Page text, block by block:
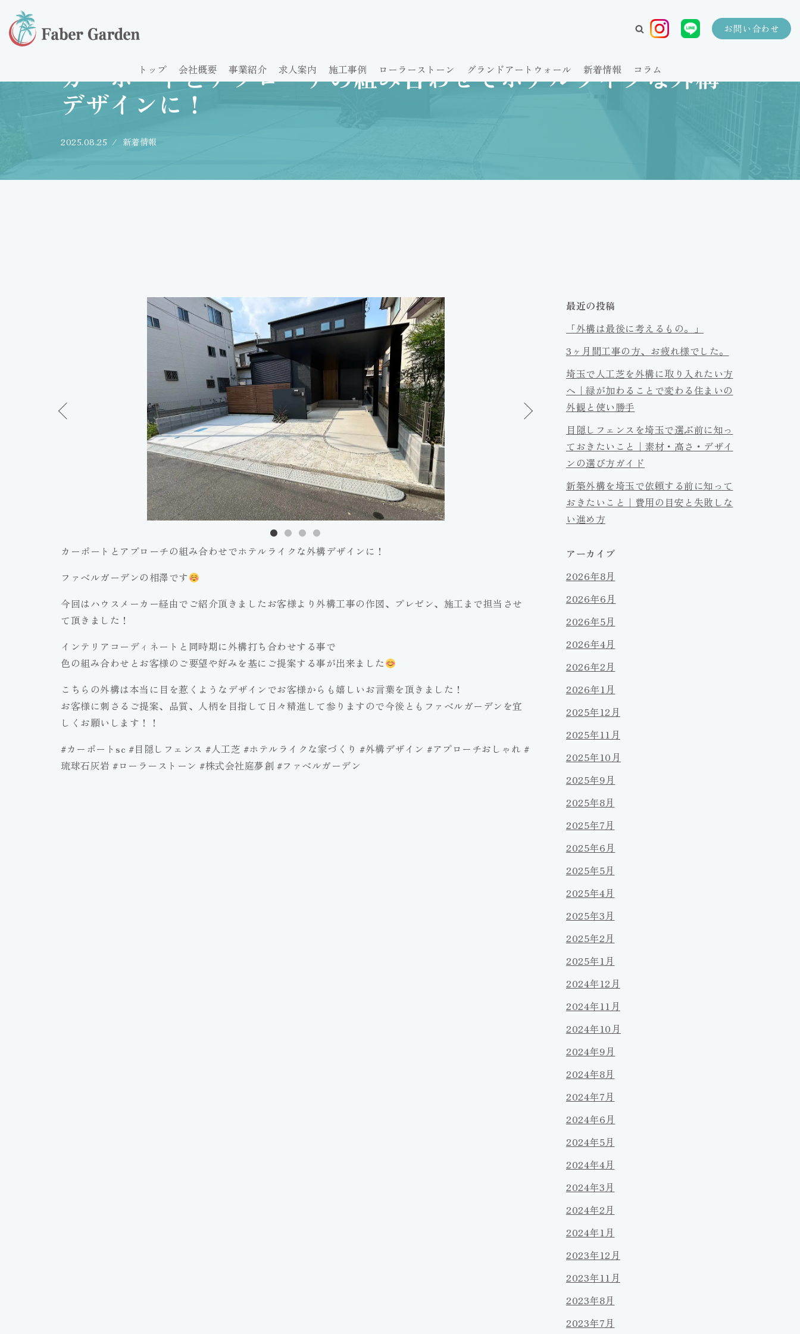
コ
ン
ン
ッ
プ
お問い合わせ
トップ 会社概要 事業紹介 求人案内 施工事例 ローラーストーン グランドアートウォール 新着情報 コラム
ホーム »カーポートとアプローチの組み合わせでホテルライクな外構デザインに！
カーポートとアプローチの組み合わせでホテルライクな外構
デザインに！
2025.08.25 新着情報
カーポートとアプローチの組み合わせでホテルライクな外構デザインに！
ファベルガーデンの相澤です
今回はハウスメーカー経由でご紹介頂きましたお客様より外構工事の作図、プレゼン、施工まで担当させ
て頂きました！
インテリアコーディネートと同時期に外構打ち合わせする事で
色の組み合わせとお客様のご要望や好みを基にご提案する事が出来ました
こちらの外構は本当に目を惹くようなデザインでお客様からも嬉しいお言葉を頂きました！
お客様に刺さるご提案、品質、人柄を目指して日々精進して参りますので今後ともファベルガーデンを宜
しくお願いします！！
#カーポートsc #目隠しフェンス #人工芝 #ホテルライクな家づくり #外構デザイン #アプローチおしゃれ #
琉球石灰岩 #ローラーストーン #株式会社庭夢創 #ファベルガーデン
最近の投稿
「外構は最後に考えるもの。」
3ヶ月間工事の方、お疲れ様でした。
埼玉で人工芝を外構に取り入れたい方
へ｜緑が加わることで変わる住まいの
外観と使い勝手
目隠しフェンスを埼玉で選ぶ前に知っ
ておきたいこと｜素材・高さ・デザイ
ンの選び方ガイド
新築外構を埼玉で依頼する前に知って
おきたいこと｜費用の目安と失敗しな
い進め方
アーカイブ
2026年8月
2026年6月
2026年5月
2026年4月
2026年2月
2026年1月
2025年12月
2025年11月
2025年10月
2025年9月
2025年8月
2025年7月
2025年6月
2025年5月
2025年4月
2025年3月
2025年2月
2025年1月
2024年12月
2024年11月
2024年10月
2024年9月
2024年8月
2024年7月
2024年6月
2024年5月
2024年4月
2024年3月
2024年2月
2024年1月
2023年12月
2023年11月
2023年8月
2023年7月